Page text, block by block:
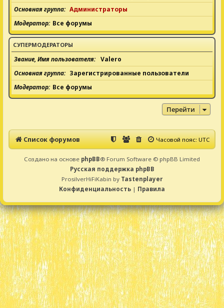
Основная группа
Администраторы
Модератор Все форумы
СУПЕРМОДЕРАТОРЫ
Звание, Имя пользователя
Valero
Основная группа
Зарегистрированные пользователи
Модератор Все форумы
Перейти
Список форумов Часовой пояс:UTC
Создано на основе phpBB® Forum Software © phpBB Limited
Русская поддержка phpBB
ProsilverHiFiKabin by Tastenplayer
Конфиденциальность | Правила